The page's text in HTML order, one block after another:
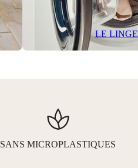
LE LINGE
SANS MICROPLASTIQUES